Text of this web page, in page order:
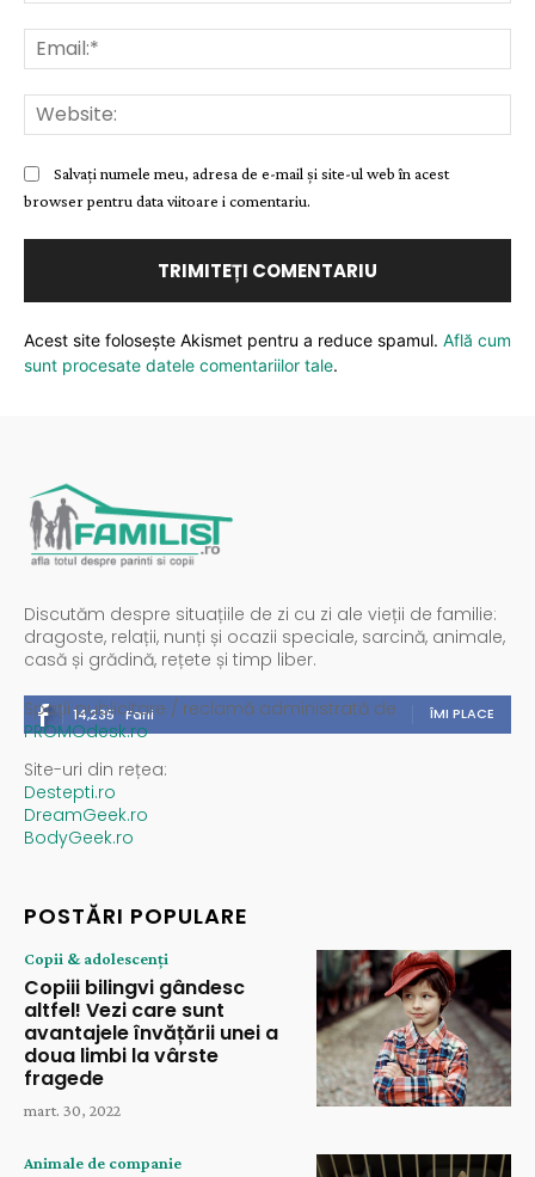
Salvați numele meu, adresa de e-mail și site-ul web în acest
browser pentru data viitoare i comentariu.
Acest site folosește Akismet pentru a reduce spamul. Află cum
sunt procesate datele comentariilor tale.
Discutăm despre situațiile de zi cu zi ale vieții de familie:
dragoste, relații, nunți și ocazii speciale, sarcină, animale,
casă și grădină, rețete și timp liber.
14,235 Fani ÎMI PLACE
Spații publicitare / reclamă administrată de
PROMOdesk.ro
Site-uri din rețea:
Destepti.ro
DreamGeek.ro
BodyGeek.ro
POSTĂRI POPULARE
Copii & adolescenți
Copiii bilingvi gândesc
altfel! Vezi care sunt
avantajele învățării unei a
doua limbi la vârste
fragede
mart. 30, 2022
Animale de companie